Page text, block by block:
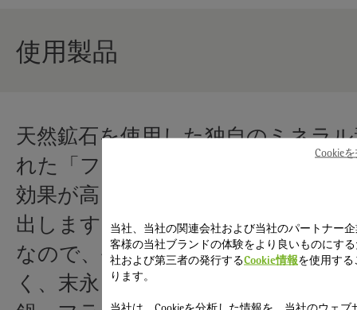
使用製品
天然鉱石を使用した独自のミネラ
れた「フュージョンテック ミネラ
効果が高く、食材そのものの旨み
出します。頑丈で傷つきにくく、
なので、毎日の料理を美味しく仕
く、末永く使える丈夫さも兼ね備
当社、当社の関連会社および当社のパートナー
客様の当社ブランドの体験をより良いものにす
社および第三者の発行するCookie情報を使用する
ります。
Cookie